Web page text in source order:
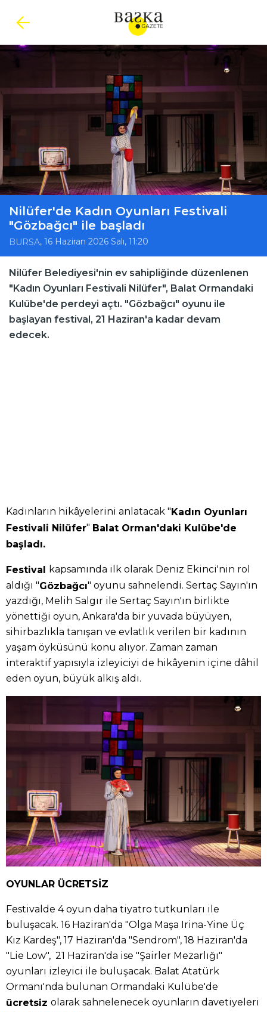
Nilüfer'de Kadın Oyunları Festivali
"Gözbağcı" ile başladı
BURSA, 16 Haziran 2026 Salı, 11:20
Nilüfer Belediyesi'nin ev sahipliğinde düzenlenen
"Kadın Oyunları Festivali Nilüfer", Balat Ormandaki
Kulübe'de perdeyi açtı. "Gözbağcı" oyunu ile
başlayan festival, 21 Haziran'a kadar devam
edecek.
Kadınların hikâyelerini anlatacak " Kadın Oyunları
Festivali Nilüfer" Balat Orman'daki Kulübe'de
başladı.
Festival kapsamında ilk olarak Deniz Ekinci'nin rol
aldığı "Gözbağcı" oyunu sahnelendi. Sertaç Sayın'ın
yazdığı, Melih Salgır ile Sertaç Sayın'ın birlikte
yönettiği oyun, Ankara'da bir yuvada büyüyen,
sihirbazlıkla tanışan ve evlatlık verilen bir kadının
yaşam öyküsünü konu alıyor. Zaman zaman
interaktif yapısıyla izleyiciyi de hikâyenin içine dâhil
eden oyun, büyük alkış aldı.
OYUNLAR ÜCRETSİZ
Festivalde 4 oyun daha tiyatro tutkunları ile
buluşacak. 16 Haziran'da "Olga Maşa Irina-Yine Üç
Kız Kardeş", 17 Haziran'da "Sendrom", 18 Haziran'da
"Lie Low", 21 Haziran'da ise "Şairler Mezarlığı"
oyunları izleyici ile buluşacak. Balat Atatürk
Ormanı'nda bulunan Ormandaki Kulübe'de
ücretsiz olarak sahnelenecek oyunların davetiyeleri